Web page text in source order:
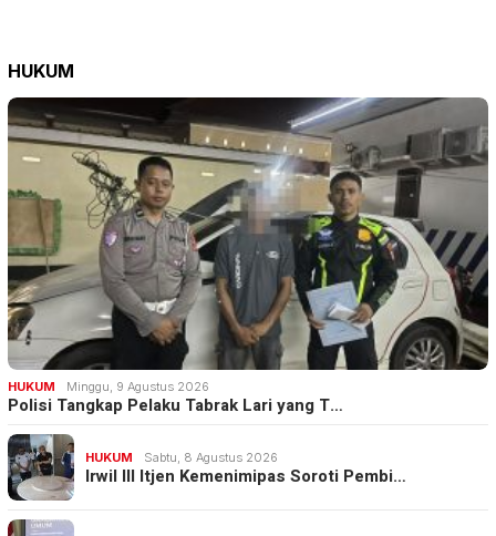
HUKUM
HUKUM Minggu, 9 Agustus 2026
Polisi Tangkap Pelaku Tabrak Lari yang T…
HUKUM Sabtu, 8 Agustus 2026
Irwil III Itjen Kemenimipas Soroti Pembi…